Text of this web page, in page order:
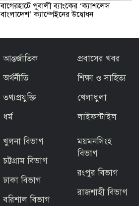
বাগেরহাটে পূবালী ব্যাংকের ‘ক্যাশলেস
বাংলাদেশ’ ক্যাম্পেইনের উদ্বোধন
বাজেটকে সময়োপযোগী ও জনকল্যাণমুখী
আখ্যা দিলেন মাওলানা এম.এ. করিম ইবনে
তৃতীয় ধাপে ফ্যামিলি কার্ড বিতরণ কার্যক্রমের
উদ্বোধন প্রধানমন্ত্রীর
জিয়ার স্বাধীনতার ঘোষণার অভয়মন্ত্রে যুদ্ধে
বাগেরহাটের ফকিরহাটে শেষ মুহূর্তে ব্যস্ত সময়
পার করছেন কামারশিল্পীরা
আন্তর্জাতিক
অর্থনীতি
তথ্যপ্রযুক্তি
ধর্ম
প্রবাসের খবর
শিক্ষা ও সাহিত্য
খেলাধুলা
লাইফস্টাইল
খুলনা বিভাগ
চট্টগ্রাম বিভাগ
ঢাকা বিভাগ
বরিশাল বিভাগ
ময়মনসিংহ
বিভাগ
রংপুর বিভাগ
রাজশাহী বিভাগ